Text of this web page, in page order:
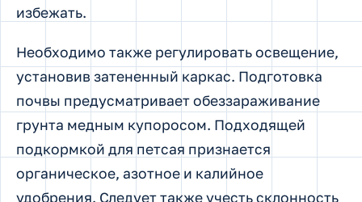
избежать.
Необходимо также регулировать освещение,
установив затененный каркас. Подготовка
почвы предусматривает обеззараживание
грунта медным купоросом. Подходящей
подкормкой для петсая признается
органическое, азотное и калийное
удобрения. Следует также учесть склонность